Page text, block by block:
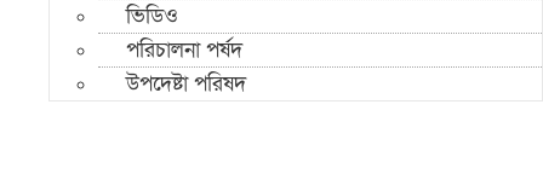
ভিডিও
পরিচালনা পর্ষদ
উপদেষ্টা পরিষদ